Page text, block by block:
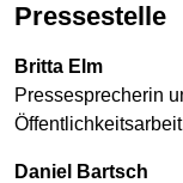
Pressestelle
Britta Elm
Pressesprecherin
Öffentlichkeitsarbeit
Daniel Bartsch